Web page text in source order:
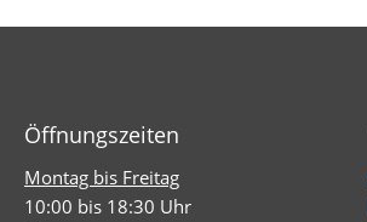
Öffnungszeiten
Montag bis Freitag
10:00 bis 18:30 Uhr